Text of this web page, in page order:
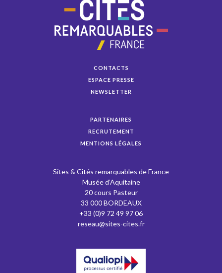
CONTACTS
ESPACE PRESSE
NEWSLETTER
PARTENAIRES
RECRUTEMENT
MENTIONS LÉGALES
Sites & Cités remarquables de France
Musée d’Aquitaine
20 cours Pasteur
33 000 BORDEAUX
+33 (0)9 72 49 97 06
reseau@sites-cites.fr